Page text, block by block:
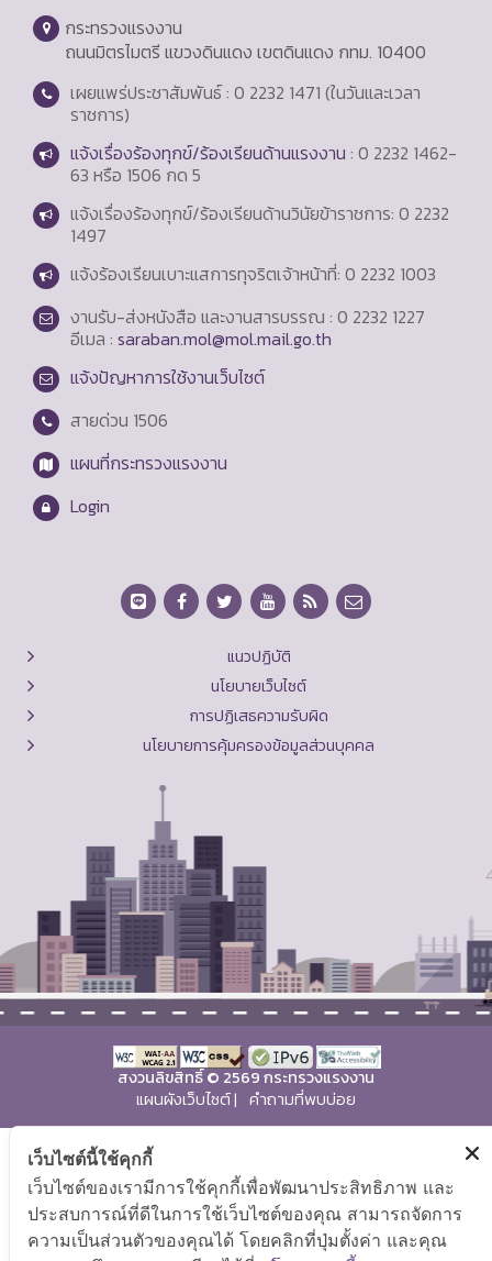
กระทรวงแรงงาน
ถนนมิตรไมตรี แขวงดินแดง เขตดินแดง กทม. 10400
เผยแพร่ประชาสัมพันธ์ : 0 2232 1471 (ในวันและเวลา
ราชการ)
แจ้งเรื่องร้องทุกข์/ร้องเรียนด้านแรงงาน : 0 2232 1462-
63 หรือ 1506 กด 5
แจ้งเรื่องร้องทุกข์/ร้องเรียนด้านวินัยข้าราชการ: 0 2232
1497
แจ้งร้องเรียนเบาะแสการทุจริตเจ้าหน้าที่: 0 2232 1003
งานรับ-ส่งหนังสือ และงานสารบรรณ : 0 2232 1227
อีเมล : saraban.mol@mol.mail.go.th
แจ้งปัญหาการใช้งานเว็บไซต์
สายด่วน 1506
แผนที่กระทรวงแรงงาน
Login
แนวปฏิบัติ
นโยบายเว็บไซต์
การปฏิเสธความรับผิด
นโยบายการคุ้มครองข้อมูลส่วนบุคคล
สงวนลิขสิทธิ์ © 2569 กระทรวงแรงงาน
แผนผังเว็บไซต์| คำถามที่พบบ่อย
เว็บไซต์นี้ใช้คุกกี้
เว็บไซต์ของเรามีการใช้คุกกี้เพื่อพัฒนาประสิทธิภาพ และ
ประสบการณ์ที่ดีในการใช้เว็บไซต์ของคุณ สามารถจัดการ
ความเป็นส่วนตัวของคุณได้ โดยคลิกที่ปุ่มตั้งค่า และคุณ